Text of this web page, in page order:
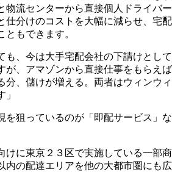
物流センターから直接個人ドライバー
仕分けのコストを大幅に減らせ、宅配
もできます。
も、今は大手宅配会社の下請けとして
が、アマゾンから直接仕事をもらえば
分、儲けが増える。両者はウィンウィ
を狙っているのが「即配サービス」な
けに東京２３区で実施している一部商
内の配達エリアを他の大都市圏にも広